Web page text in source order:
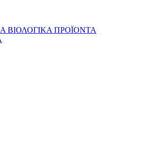
ΒΙΟΛΟΓΙΚΑ ΠΡΟΪΟΝΤΑ